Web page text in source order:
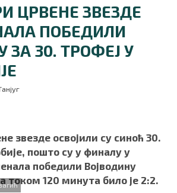
ЦРВЕНЕ ЗВЕЗДЕ
ПОБЕДИЛИ
ЗА 30. ТРОФЕЈ У
звезде освојили су синоћ 30.
пошто су у финалу у
победили Војводину
током 120 минута било је 2:2.